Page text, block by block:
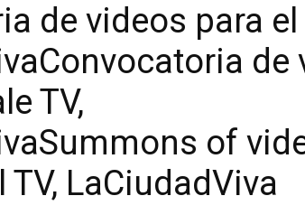
de videos para el
Convocatoria de
TV,
Summons of
LaCiudadViva